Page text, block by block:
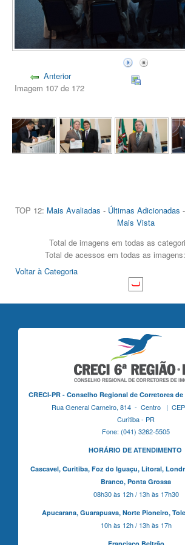
Anterior
Imagem 107 de 172
TOP 12: Mais Avaliadas - Últimas Adicionadas -
Mais Vista
Total de imagens em todas as
Total de acessos em todas as
Voltar à Categoria
CRECI-PR - Conselho Regional de Corretores
Rua General Carneiro, 814 - Centro |
Curitiba - PR
Fone: (041) 3262-5505
HORÁRIO DE ATENDIMENTO
Cascavel, Curitiba,Foz do Iguaçu, Litoral,
Branco, Ponta Grossa
08h30 às 12h / 13h às 17h30
Apucarana, Guarapuava, Norte Pioneiro,
10h às 12h / 13h às 17h